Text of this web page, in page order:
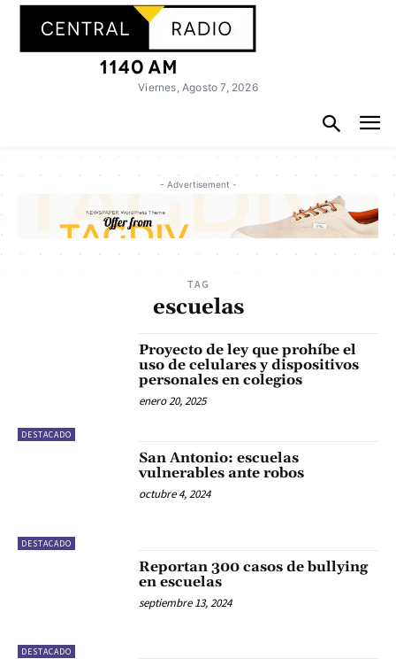
Viernes, Agosto 7, 2026
- Advertisement -
TAG
escuelas
DESTACADO
Proyecto de ley que prohíbe el
uso de celulares y dispositivos
personales en colegios
enero 20, 2025
DESTACADO
San Antonio: escuelas
vulnerables ante robos
octubre 4, 2024
DESTACADO
Reportan 300 casos de bullying
en escuelas
septiembre 13, 2024